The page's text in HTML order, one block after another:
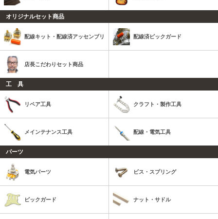
オリジナルセット商品
配線キット・配線済アッセンブリ 配線済ピックガード
店長こだわりセット商品
工 具
リペア工具 クラフト・製作工具
メインテナンス工具 配線・電気工具
パーツ
電気パーツ ビス・スプリング
ピックガード ナット・サドル